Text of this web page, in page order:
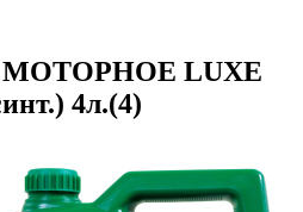
МОТОРНОЕ LUXE
4л.(4)